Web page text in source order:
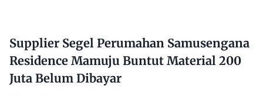
Supplier Segel Perumahan Samusengana
Residence Mamuju Buntut Material 200
Juta Belum Dibayar